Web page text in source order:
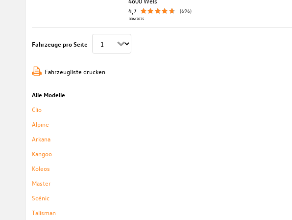
4,7
(696)
336/7075
Fahrzeuge pro Seite
Fahrzeugliste drucken
Alle Modelle
Clio
Alpine
Arkana
Kangoo
Koleos
Master
Scénic
Talisman